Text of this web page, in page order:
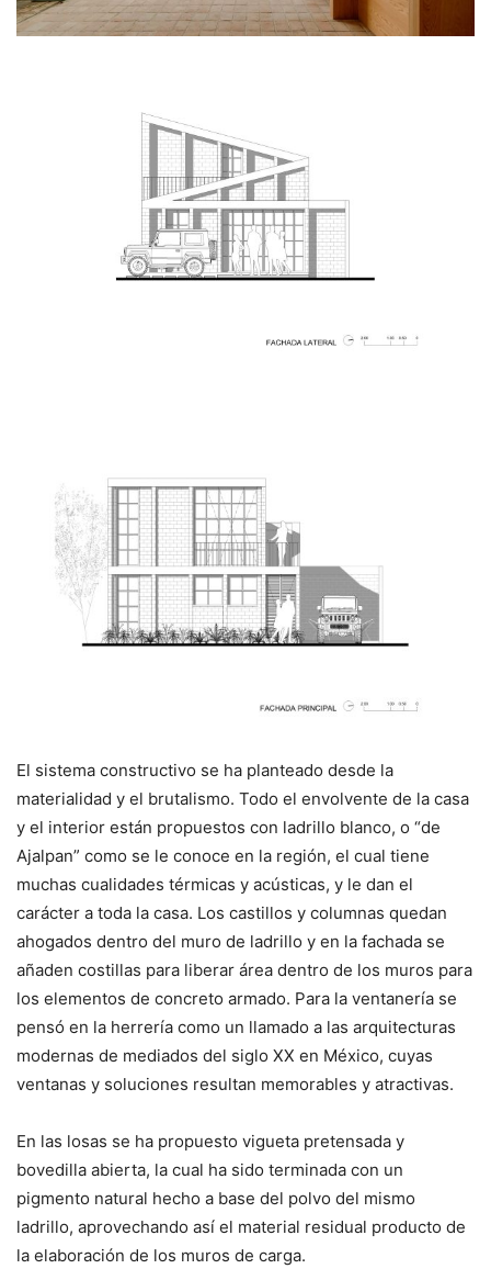
El sistema constructivo se ha planteado desde la
materialidad y el brutalismo. Todo el envolvente de la casa
y el interior están propuestos con ladrillo blanco, o “de
Ajalpan” como se le conoce en la región, el cual tiene
muchas cualidades térmicas y acústicas, y le dan el
carácter a toda la casa. Los castillos y columnas quedan
ahogados dentro del muro de ladrillo y en la fachada se
añaden costillas para liberar área dentro de los muros para
los elementos de concreto armado. Para la ventanería se
pensó en la herrería como un llamado a las arquitecturas
modernas de mediados del siglo XX en México, cuyas
ventanas y soluciones resultan memorables y atractivas.
En las losas se ha propuesto vigueta pretensada y
bovedilla abierta, la cual ha sido terminada con un
pigmento natural hecho a base del polvo del mismo
ladrillo, aprovechando así el material residual producto de
la elaboración de los muros de carga.